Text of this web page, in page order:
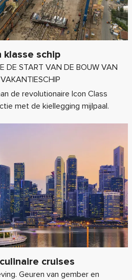
schip
DE START VAN DE BOUW VAN
de revolutionaire Icon Class
met de kiellegging mijlpaal.
cruises
Geuren van gember en